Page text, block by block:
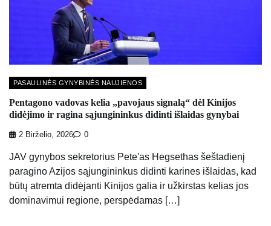
PASAULINĖS GYNYBINĖS NAUJIENOS
Pentagono vadovas kelia „pavojaus signalą“ dėl Kinijos
didėjimo ir ragina sąjungininkus didinti išlaidas gynybai
2 Birželio, 2026 0
JAV gynybos sekretorius Pete'as Hegsethas šeštadienį
paragino Azijos sąjungininkus didinti karines išlaidas, kad
būtų atremta didėjanti Kinijos galia ir užkirstas kelias jos
dominavimui regione, perspėdamas […]